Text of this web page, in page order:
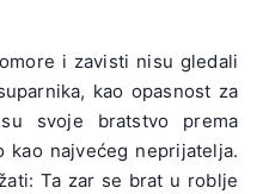
i zavisti nisu gledali
kao opasnost za
svoje bratstvo prema
najvećeg neprijatelja.
Ta zar se brat u roblje